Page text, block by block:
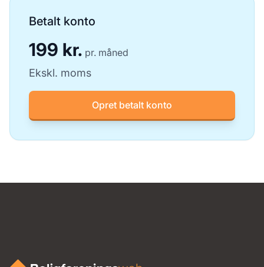
Betalt konto
199 kr. pr. måned
Ekskl. moms
Opret betalt konto